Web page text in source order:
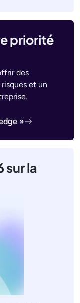
priorité
des
et un
»
sur la